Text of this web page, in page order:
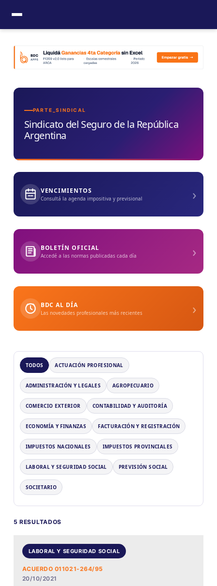
contenido
PARTE_SINDICAL
Sindicato del Seguro de la República
Argentina
VENCIMIENTOS
Consultá la agenda impositiva y previsional ›
BOLETÍN OFICIAL
Accedé a las normas publicadas cada día ›
BDC AL DÍA
Las novedades profesionales más recientes ›
TODOS ACTUACIÓN PROFESIONAL
ADMINISTRACIÓN Y LEGALES AGROPECUARIO
COMERCIO EXTERIOR CONTABILIDAD Y AUDITORÍA
ECONOMÍA Y FINANZAS FACTURACIÓN Y REGISTRACIÓN
IMPUESTOS NACIONALES IMPUESTOS PROVINCIALES
LABORAL Y SEGURIDAD SOCIAL PREVISIÓN SOCIAL
SOCIETARIO
5 RESULTADOS
LABORAL Y SEGURIDAD SOCIAL
ACUERDO 011021-264/95
20/10/2021